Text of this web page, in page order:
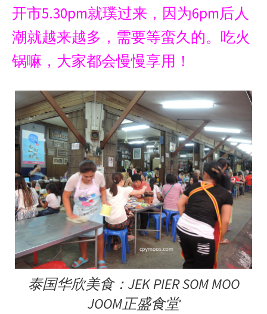
开市5.30pm就璞过来，因为6pm后人
潮就越来越多，需要等蛮久的。吃火
锅嘛，大家都会慢慢享用！
泰国华欣美食：JEK PIER SOM MOO
JOOM正盛食堂